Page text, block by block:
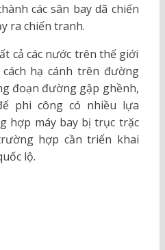
các sân bay dã chiến
ra chiến tranh.
cả các nước trên thế giới
hạ cánh trên đường
đoạn đường gập ghềnh,
phi công có nhiều lựa
hợp máy bay bị trục trặc
hợp cần triển khai
lộ.